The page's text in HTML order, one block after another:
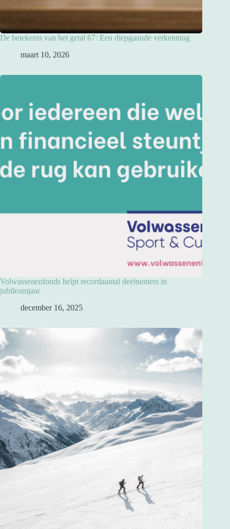
De betekenis van het getal 67: Een diepgaande verkenning
maart 10, 2026
Volwassenenfonds helpt recordaantal deelnemers in
jubileumjaar
december 16, 2025